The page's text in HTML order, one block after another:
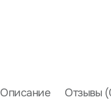
Описание Отзывы